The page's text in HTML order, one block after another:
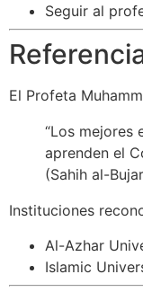
Seguir al
“Los mejores
aprenden el
(Sahih al-
Instituciones
Al-Azhar
Islamic